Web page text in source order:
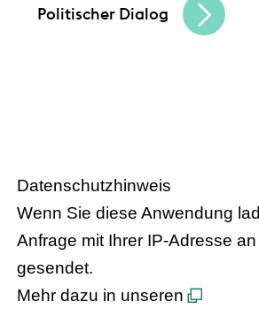
Politischer Dialog
Datenschutzhinweis
Wenn Sie diese Anwendung
Anfrage mit Ihrer IP-Adresse
gesendet.
Mehr dazu in unseren